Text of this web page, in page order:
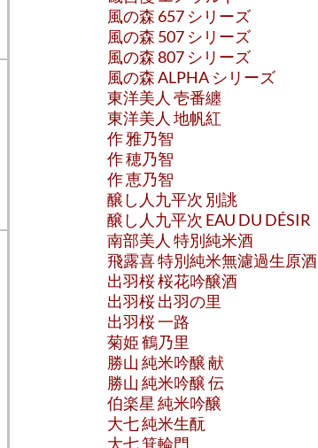
風の森 657 シリーズ
風の森 507 シリーズ
風の森 807 シリーズ
風の森 ALPHA シリーズ
東洋美人 壱番纏
東洋美人 地帆紅
作 雅乃智
作 穂乃智
作 恵乃智
醸し人九平次 別誂
醸し人九平次 EAU DU DÉSIR
南部美人 特別純米酒
飛露喜 特別純米無濾過生原酒
出羽桜 桜花吟醸酒
出羽桜 出羽の里
出羽桜 一路
菊姫 鶴乃里
勝山 純米吟醸 献
勝山 純米吟醸 伝
伯楽星 純米吟醸
大七 純米生酛
大七 箕輪門